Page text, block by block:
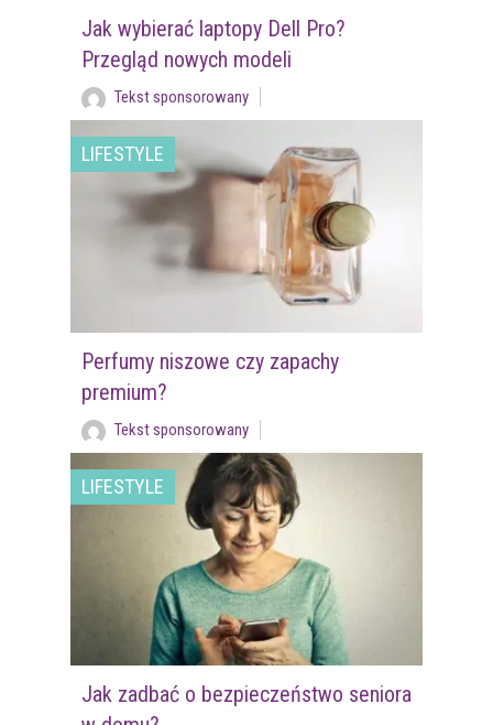
Jak wybierać laptopy Dell Pro?
Przegląd nowych modeli
Tekst sponsorowany
LIFESTYLE
Perfumy niszowe czy zapachy
premium?
Tekst sponsorowany
LIFESTYLE
Jak zadbać o bezpieczeństwo seniora